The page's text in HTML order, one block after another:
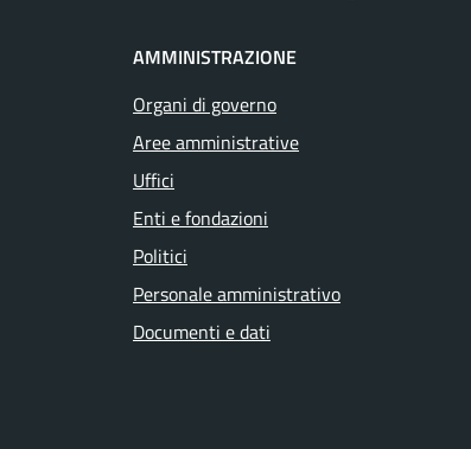
AMMINISTRAZIONE
Organi di governo
Aree amministrative
Uffici
Enti e fondazioni
Politici
Personale amministrativo
Documenti e dati